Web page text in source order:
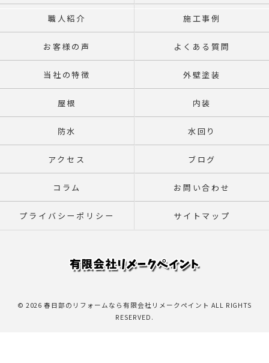
職人紹介 施工事例
お客様の声 よくある質問
当社の特徴 外壁塗装
屋根 内装
防水 水回り
アクセス ブログ
コラム お問い合わせ
プライバシーポリシー サイトマップ
© 2026 春日部のリフォームなら有限会社リメークペイント ALL RIGHTS
RESERVED.